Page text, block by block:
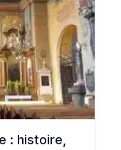
: histoire,